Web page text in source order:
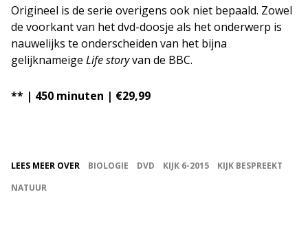
Origineel is de serie overigens ook niet bepaald. Zowel
de voorkant van het dvd-doosje als het onderwerp is
nauwelijks te onderscheiden van het bijna
gelijknameige Life storyvan de BBC.
** | 450 minuten | €29,99
LEES MEER OVER BIOLOGIE DVD KIJK 6-2015
KIJK BESPREEKT
NATUUR